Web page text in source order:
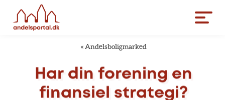
« Andelsboligmarked
Har din forening en
finansiel
strategi?